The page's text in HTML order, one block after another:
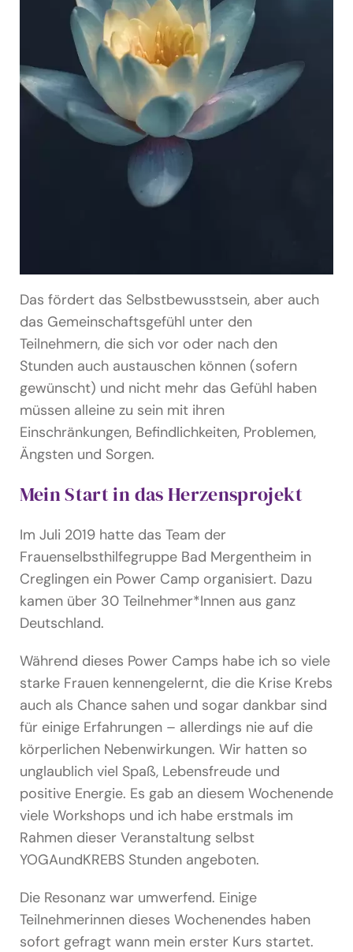
Das fördert das Selbstbewusstsein, aber auch
das Gemeinschaftsgefühl unter den
Teilnehmern, die sich vor oder nach den
Stunden auch austauschen können (sofern
gewünscht) und nicht mehr das Gefühl haben
müssen alleine zu sein mit ihren
Einschränkungen, Befindlichkeiten, Problemen,
Ängsten und Sorgen.
Mein Start in das Herzensprojekt
Im Juli 2019 hatte das Team der
Frauenselbsthilfegruppe Bad Mergentheim in
Creglingen ein Power Camp organisiert. Dazu
kamen über 30 Teilnehmer*Innen aus ganz
Deutschland.
Während dieses Power Camps habe ich so viele
starke Frauen kennengelernt, die die Krise Krebs
auch als Chance sahen und sogar dankbar sind
für einige Erfahrungen – allerdings nie auf die
körperlichen Nebenwirkungen. Wir hatten so
unglaublich viel Spaß, Lebensfreude und
positive Energie. Es gab an diesem Wochenende
viele Workshops und ich habe erstmals im
Rahmen dieser Veranstaltung selbst
YOGAundKREBS Stunden angeboten.
Die Resonanz war umwerfend. Einige
Teilnehmerinnen dieses Wochenendes haben
sofort gefragt wann mein erster Kurs startet.